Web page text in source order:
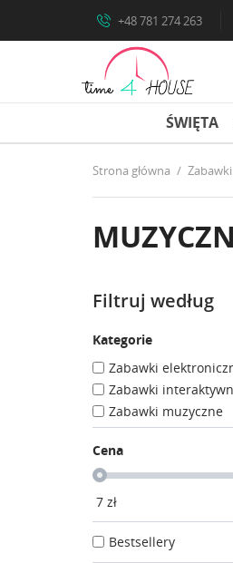
+48 781 274 263
ŚWIĘTA
Strona główna Zabawki
Filtruj według
Kategorie
Zabawki
Zabawki
Zabawki muzyczne
Cena
7 zł
Bestsellery